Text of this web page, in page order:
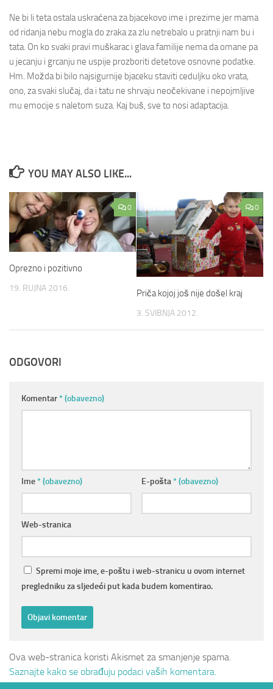
Ne bi li teta ostala uskraćena za bjacekovo ime i prezime jer mama
od ridanja nebu mogla do zraka za zlu netrebalo u pratnji nam bu i
tata. On ko svaki pravi muškarac i glava familije nema da omane pa
u jecanju i grcanju ne uspije prozboriti detetove osnovne podatke.
Hm. Možda bi bilo najsigurnije bjaceku staviti ceduljku oko vrata,
ono, za svaki slučaj, da i tatu ne shrvaju neočekivane i nepojmljive
mu emocije s naletom suza. Kaj buš, sve to nosi adaptacija.
YOU MAY ALSO LIKE...
0
Oprezno i pozitivno
19. RUJNA 2016.
0
Priča kojoj još nije došel kraj
3. SVIBNJA 2012.
ODGOVORI
Komentar* (obavezno)
Ime* (obavezno) E-pošta* (obavezno)
Web-stranica
Spremi moje ime, e-poštu i web-stranicu u ovom internet
pregledniku za sljedeći put kada budem komentirao.
Ova web-stranica koristi Akismet za smanjenje spama.
Saznajte kako se obrađuju podaci vaših komentara.